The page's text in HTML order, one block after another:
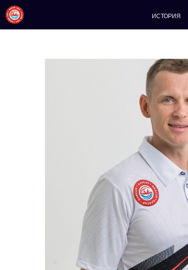
ИСТОРИЯ